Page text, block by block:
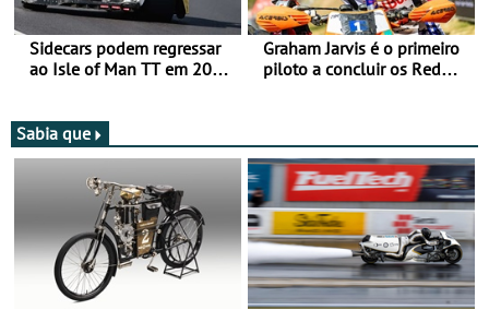
Sidecars podem regressar
ao Isle of Man TT em 2027
Graham Jarvis é o primeiro
piloto a concluir os Red
Sabia que